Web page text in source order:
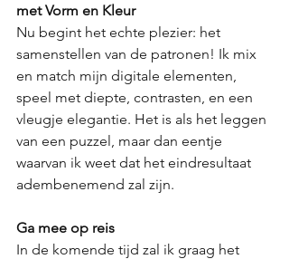
met Vorm en Kleur
Nu begint het echte plezier: het
samenstellen van de patronen! Ik mix
en match mijn digitale elementen,
speel met diepte, contrasten, en een
vleugje elegantie. Het is als het leggen
van een puzzel, maar dan eentje
waarvan ik weet dat het eindresultaat
adembenemend zal zijn.
Ga mee op reis
In de komende tijd zal ik graag het